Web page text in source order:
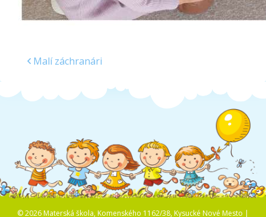
Malí záchranári
© 2026 Materská škola, Komenského 1162/38, Kysucké Nové Mesto |